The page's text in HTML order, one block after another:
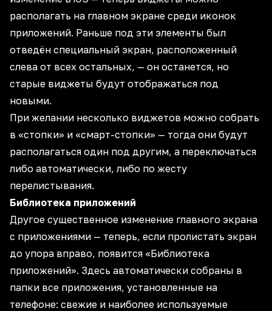
располагать на главном экране среди иконок
приложений. Раньше под эти элементы был
отведён специальный экран, расположенный
слева от всех остальных, — он останется, но
старые виджеты будут отображаться под
новыми.
При желании несколько виджетов можно собрать
в «стопки» и «смарт-стопки» — тогда они будут
располагаться один под другим, а переключаться
либо автоматически, либо по жесту
перелистывания.
Библиотека приложений
Другое существенное изменение главного экрана
с приложениями — теперь, если пролистать экран
до упора вправо, появится «Библиотека
приложений». Здесь автоматически собраны в
папки все приложения, установленные на
телефоне: свежие и наиболее используемые